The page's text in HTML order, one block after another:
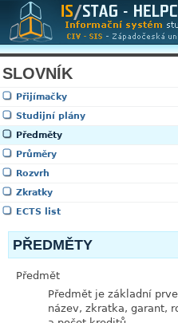
SLOVNÍK
Přijímačky
Studijní plány
Předměty
Průměry
Rozvrh
Zkratky
ECTS list
PŘEDMĚTY
Předmět
Předmět je základní
název, zkratka, garant,